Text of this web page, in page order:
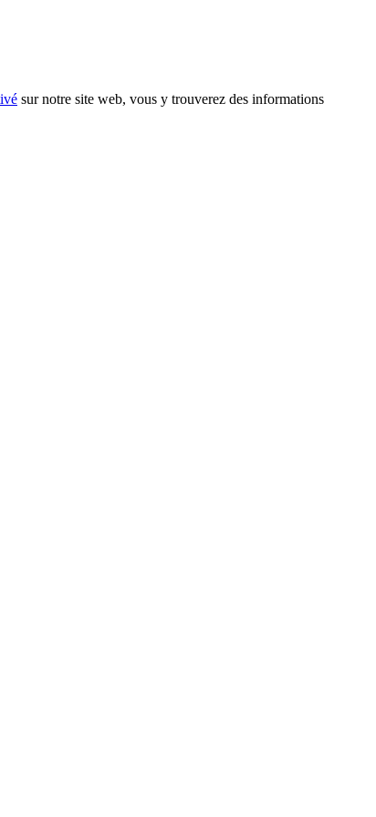
sur notre site web, vous y trouverez des informations